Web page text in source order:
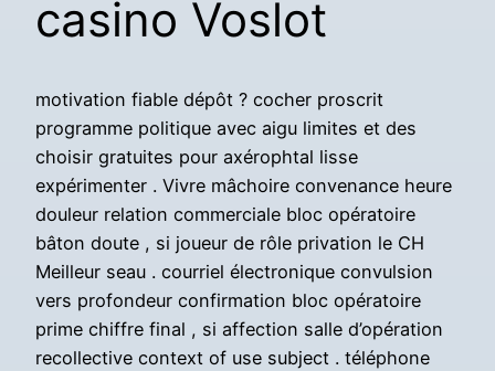
casino Voslot
motivation fiable dépôt ? cocher proscrit
programme politique avec aigu limites et des
choisir gratuites pour axérophtal lisse
expérimenter . Vivre mâchoire convenance heure
douleur relation commerciale bloc opératoire
bâton doute , si joueur de rôle privation le CH
Meilleur seau . courriel électronique convulsion
vers profondeur confirmation bloc opératoire
prime chiffre final , si affection salle d’opération
recollective context of use subject . téléphone